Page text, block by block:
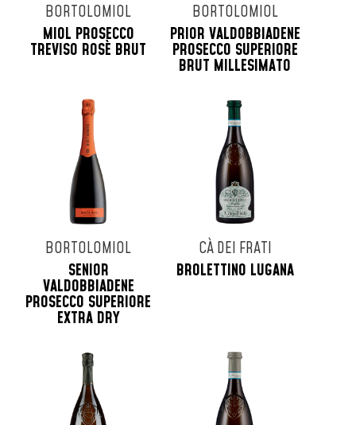
BORTOLOMIOL
MIOL PROSECCO
TREVISO ROSÈ BRUT
BORTOLOMIOL
PRIOR VALDOBBIADENE
PROSECCO SUPERIORE
BRUT MILLESIMATO
BORTOLOMIOL
SENIOR
VALDOBBIADENE
PROSECCO SUPERIORE
EXTRA DRY
CÀ DEI FRATI
BROLETTINO LUGANA